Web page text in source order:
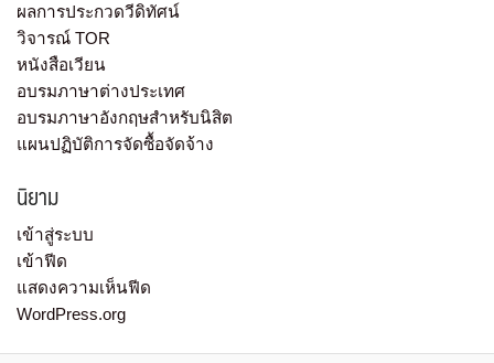
ผลการประกวดวีดิทัศน์
วิจารณ์ TOR
หนังสือเวียน
อบรมภาษาต่างประเทศ
อบรมภาษาอังกฤษสำหรับนิสิต
แผนปฏิบัติการจัดซื้อจัดจ้าง
นิยาม
เข้าสู่ระบบ
เข้าฟีด
แสดงความเห็นฟีด
WordPress.org